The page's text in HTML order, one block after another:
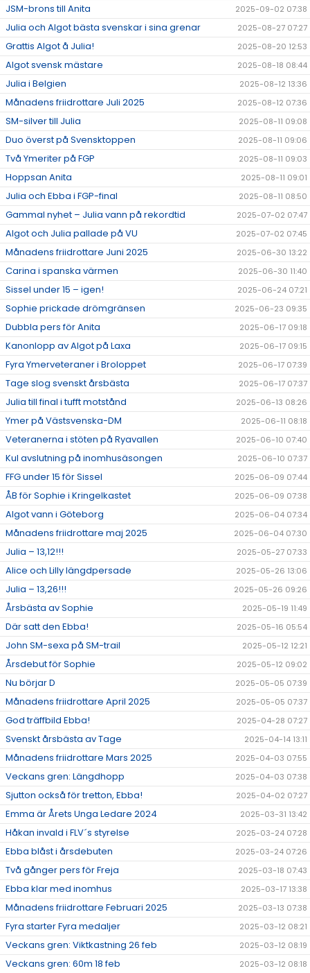
JSM-brons till Anita 2025-09-02 07:38
Julia och Algot bästa svenskar i sina grenar 2025-08-27 07:27
Grattis Algot å Julia! 2025-08-20 12:53
Algot svensk mästare 2025-08-18 08:44
Julia i Belgien 2025-08-12 13:36
Månadens friidrottare Juli 2025 2025-08-12 07:36
SM-silver till Julia 2025-08-11 09:08
Duo överst på Svensktoppen 2025-08-11 09:06
Två Ymeriter på FGP 2025-08-11 09:03
Hoppsan Anita 2025-08-11 09:01
Julia och Ebba i FGP-final 2025-08-11 08:50
Gammal nyhet – Julia vann på rekordtid 2025-07-02 07:47
Algot och Julia pallade på VU 2025-07-02 07:45
Månadens friidrottare Juni 2025 2025-06-30 13:22
Carina i spanska värmen 2025-06-30 11:40
Sissel under 15 – igen! 2025-06-24 07:21
Sophie prickade drömgränsen 2025-06-23 09:35
Dubbla pers för Anita 2025-06-17 09:18
Kanonlopp av Algot på Laxa 2025-06-17 09:15
Fyra Ymerveteraner i Broloppet 2025-06-17 07:39
Tage slog svenskt årsbästa 2025-06-17 07:37
Julia till final i tufft motstånd 2025-06-13 08:26
Ymer på Västsvenska-DM 2025-06-11 08:18
Veteranerna i stöten på Ryavallen 2025-06-10 07:40
Kul avslutning på inomhusäsongen 2025-06-10 07:37
FFG under 15 för Sissel 2025-06-09 07:44
ÅB för Sophie i Kringelkastet 2025-06-09 07:38
Algot vann i Göteborg 2025-06-04 07:34
Månadens friidrottare maj 2025 2025-06-04 07:30
Julia – 13,12!!! 2025-05-27 07:33
Alice och Lilly längdpersade 2025-05-26 13:06
Julia – 13,26!!! 2025-05-26 09:26
Årsbästa av Sophie 2025-05-19 11:49
Där satt den Ebba! 2025-05-16 05:54
John SM-sexa på SM-trail 2025-05-12 12:21
Årsdebut för Sophie 2025-05-12 09:02
Nu börjar D 2025-05-05 07:39
Månadens friidrottare April 2025 2025-05-05 07:37
God träffbild Ebba! 2025-04-28 07:27
Svenskt årsbästa av Tage 2025-04-14 13:11
Månadens friidrottare Mars 2025 2025-04-03 07:55
Veckans gren: Längdhopp 2025-04-03 07:38
Sjutton också för tretton, Ebba! 2025-04-02 07:27
Emma är Årets Unga Ledare 2024 2025-03-31 13:42
Håkan invald i FLV´s styrelse 2025-03-24 07:28
Ebba blåst i årsdebuten 2025-03-24 07:26
Två gånger pers för Freja 2025-03-18 07:43
Ebba klar med inomhus 2025-03-17 13:38
Månadens friidrottare Februari 2025 2025-03-13 07:38
Fyra starter Fyra medaljer 2025-03-12 08:21
Veckans gren: Viktkastning 26 feb 2025-03-12 08:19
Veckans gren: 60m 18 feb 2025-03-12 08:18